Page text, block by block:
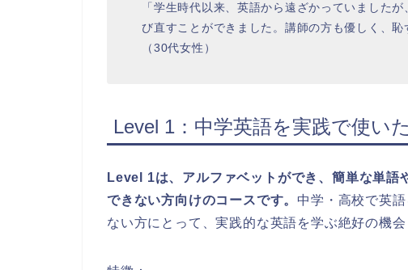
「学生時代以来、英語から遠ざかっていました
び直すことができました。講師の方も優しく、
（30代女性）
Level 1：中学英語を実践で使い
Level 1は、アルファベットができ、簡単な単語
できない方向けのコースです。 中学・高校で英
ない方にとって、実践的な英語を学ぶ絶好の機会